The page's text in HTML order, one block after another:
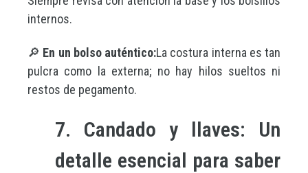
internos.
🔎 En un bolso auténtico:La costura interna es tan
pulcra como la externa; no hay hilos sueltos ni
restos de pegamento.
7. Candado y llaves: Un
detalle esencial para saber